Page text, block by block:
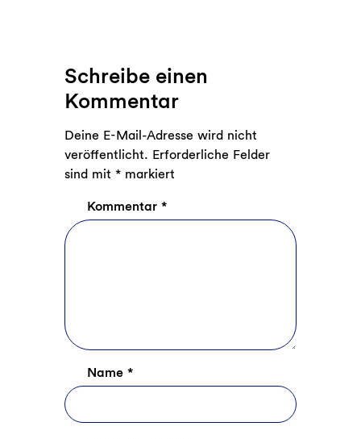
Schreibe einen
Kommentar
Deine E-Mail-Adresse wird nicht
veröffentlicht. Erforderliche Felder
sind mit *markiert
Kommentar *
Name *